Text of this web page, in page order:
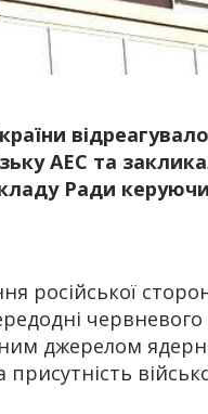
АЕС та
Ради
російської
джерелом
присутність